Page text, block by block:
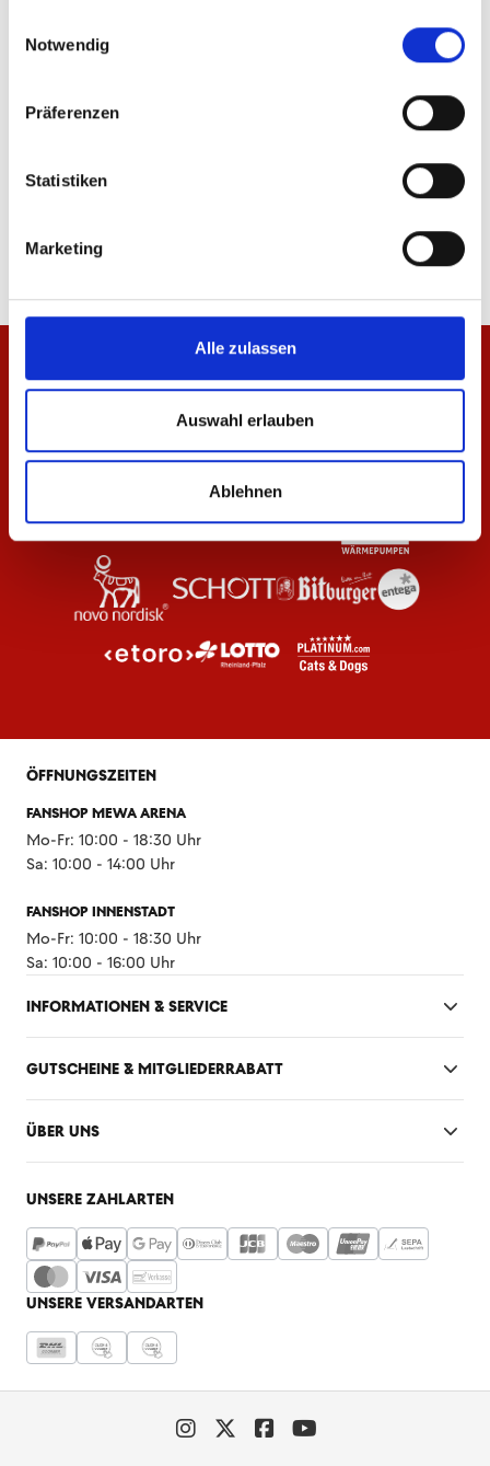
Notwendig
Präferenzen
Statistiken
Marketing
Alle zulassen
Auswahl erlauben
Ablehnen
Jacke Wardrobe Pro F.C. 25/26 Herren Hose Wardrobe Pro
ÖFFNUNGSZEITEN
FANSHOP MEWA ARENA
Mo-Fr: 10:00 - 18:30 Uhr
Sa: 10:00 - 14:00 Uhr
FANSHOP INNENSTADT
Mo-Fr: 10:00 - 18:30 Uhr
Sa: 10:00 - 16:00 Uhr
INFORMATIONEN & SERVICE
GUTSCHEINE & MITGLIEDERRABATT
ÜBER UNS
UNSERE ZAHLARTEN
UNSERE VERSANDARTEN